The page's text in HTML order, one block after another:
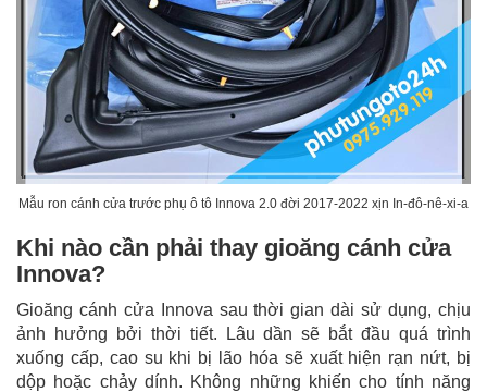
Mẫu ron cánh cửa trước phụ ô tô Innova 2.0 đời 2017-2022 xịn In-đô-nê-xi-a
Khi nào cần phải thay gioăng cánh cửa
Innova?
Gioăng cánh cửa Innova sau thời gian dài sử dụng, chịu
ảnh hưởng bởi thời tiết. Lâu dần sẽ bắt đầu quá trình
xuống cấp, cao su khi bị lão hóa sẽ xuất hiện rạn nứt, bị
dộp hoặc chảy dính. Không những khiến cho tính năng